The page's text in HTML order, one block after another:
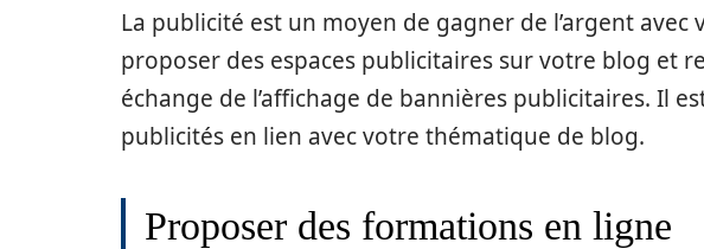
La publicité est un moyen de gagner de l’argent avec
proposer des espaces publicitaires sur votre blog et
échange de l’affichage de bannières publicitaires. Il
publicités en lien avec votre thématique de blog.
Proposer des formations en ligne